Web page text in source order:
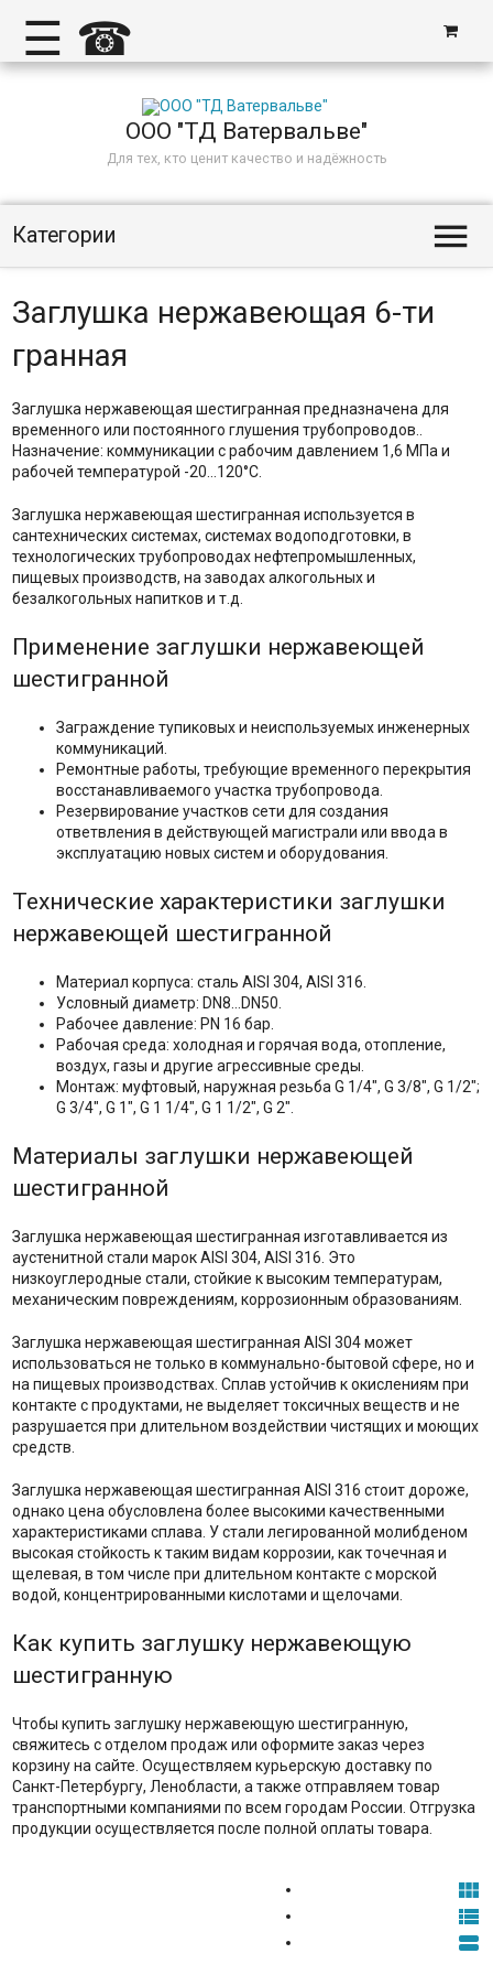
☰ ☎
ООО "ТД Ватервальве"
Для тех, кто ценит качество и надёжность
Категории 
Заглушка нержавеющая 6-ти
гранная
Заглушка нержавеющая шестигранная предназначена для
временного или постоянного глушения трубопроводов..
Назначение: коммуникации с рабочим давлением 1,6 МПа и
рабочей температурой -20…120°С.
Заглушка нержавеющая шестигранная используется в
сантехнических системах, системах водоподготовки, в
технологических трубопроводах нефтепромышленных,
пищевых производств, на заводах алкогольных и
безалкогольных напитков и т.д.
Применение заглушки нержавеющей
шестигранной
Заграждение тупиковых и неиспользуемых инженерных
коммуникаций.
Ремонтные работы, требующие временного перекрытия
восстанавливаемого участка трубопровода.
Резервирование участков сети для создания
ответвления в действующей магистрали или ввода в
эксплуатацию новых систем и оборудования.
Технические характеристики заглушки
нержавеющей шестигранной
Материал корпуса: сталь AISI 304, AISI 316.
Условный диаметр: DN8…DN50.
Рабочее давление: PN 16 бар.
Рабочая среда: холодная и горячая вода, отопление,
воздух, газы и другие агрессивные среды.
Монтаж: муфтовый, наружная резьба G 1/4", G 3/8", G 1/2";
G 3/4", G 1", G 1 1/4", G 1 1/2", G 2".
Материалы заглушки нержавеющей
шестигранной
Заглушка нержавеющая шестигранная изготавливается из
аустенитной стали марок AISI 304, AISI 316. Это
низкоуглеродные стали, стойкие к высоким температурам,
механическим повреждениям, коррозионным образованиям.
Заглушка нержавеющая шестигранная AISI 304 может
использоваться не только в коммунально-бытовой сфере, но и
на пищевых производствах. Сплав устойчив к окислениям при
контакте с продуктами, не выделяет токсичных веществ и не
разрушается при длительном воздействии чистящих и моющих
средств.
Заглушка нержавеющая шестигранная AISI 316 стоит дороже,
однако цена обусловлена более высокими качественными
характеристиками сплава. У стали легированной молибденом
высокая стойкость к таким видам коррозии, как точечная и
щелевая, в том числе при длительном контакте с морской
водой, концентрированными кислотами и щелочами.
Как купить заглушку нержавеющую
шестигранную
Чтобы купить заглушку нержавеющую шестигранную,
свяжитесь с отделом продаж или оформите заказ через
корзину на сайте. Осуществляем курьерскую доставку по
Санкт-Петербургу, Ленобласти, а также отправляем товар
транспортными компаниями по всем городам России. Отгрузка
продукции осуществляется после полной оплаты товара.


